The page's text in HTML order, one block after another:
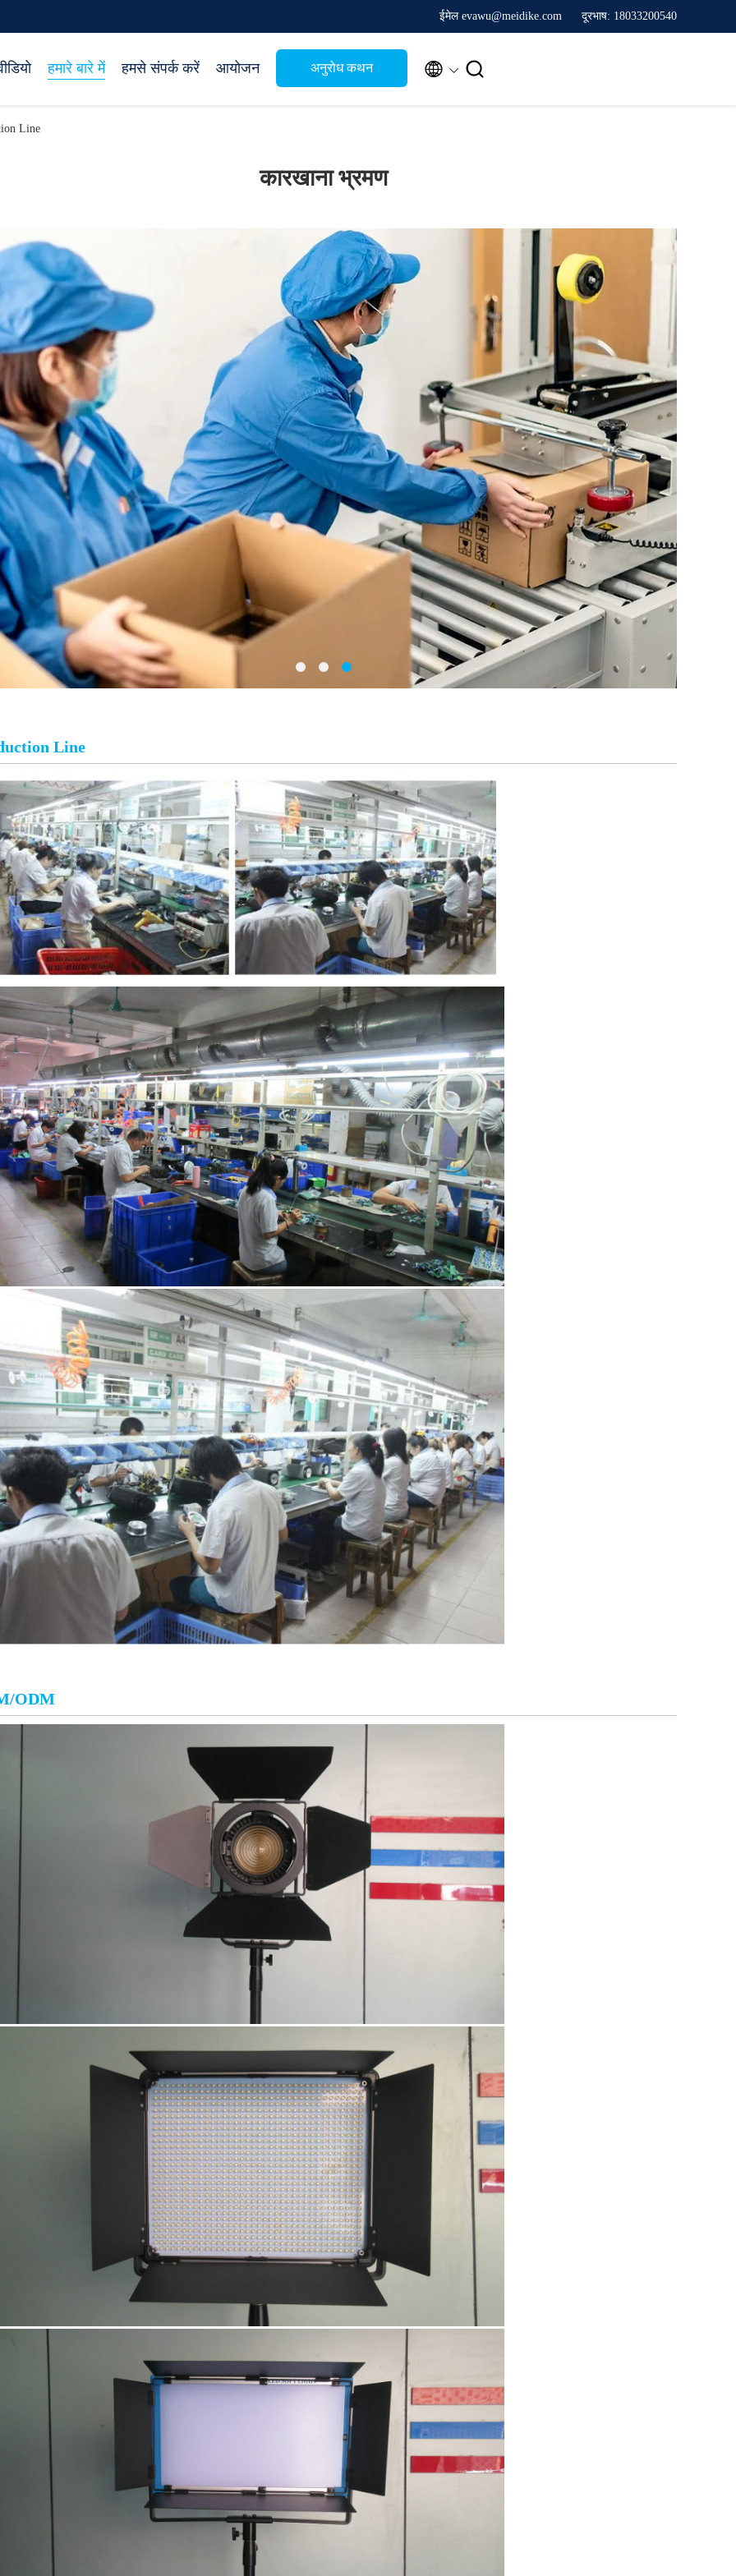
ईमेल evawu@meidike.com दूरभाष: 18033200540
हमारे बारे में हमसे संपर्क करें आयोजन अनुरोध कथन  
Line
कारखाना भ्रमण
Line
ODM